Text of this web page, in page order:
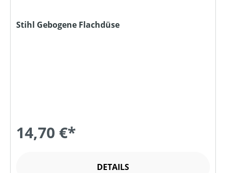
Stihl Gebogene Flachdüse
14,70 €*
DETAILS